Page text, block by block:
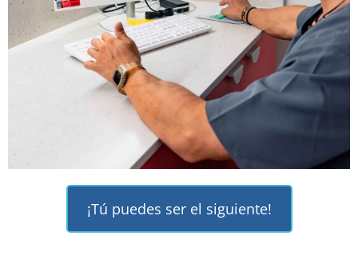
¡Tú puedes ser el siguiente!